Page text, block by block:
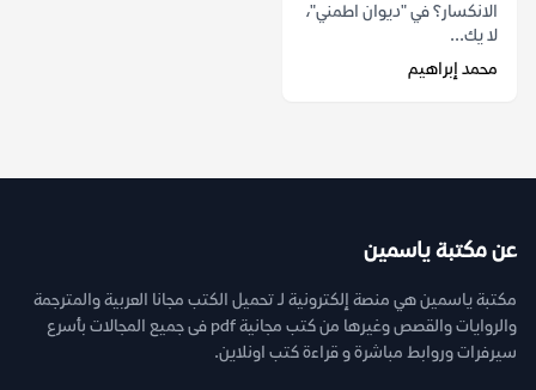
الانكسار؟ في "ديوان اطمني"،
لا يك...
محمد إبراهيم
عن مكتبة ياسمين
مكتبة ياسمين هي منصة إلكترونية لـ تحميل الكتب مجانا العربية والمترجمة
والروايات والقصص وغيرها من كتب مجانية pdf فى جميع المجالات بأسرع
سيرفرات وروابط مباشرة و قراءة كتب اونلاين.